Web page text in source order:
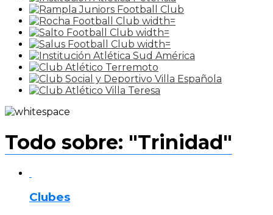
Todo sobre: "Trinidad"
Clubes